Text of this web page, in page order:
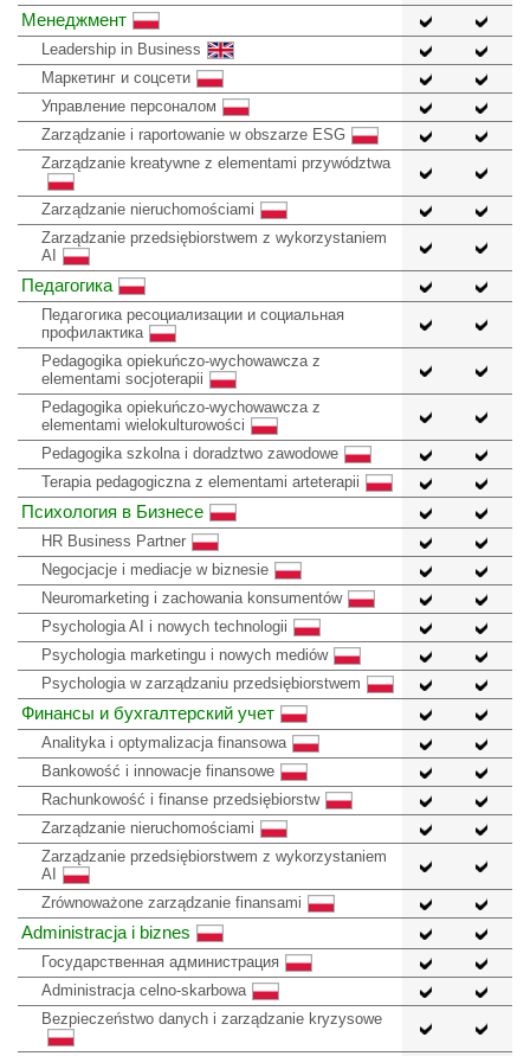
Менеджмент
Leadership in Business
Маркетинг и соцсети
Управление персоналом
Zarządzanie i raportowanie w obszarze ESG
Zarządzanie kreatywne z elementami przywództwa
Zarządzanie nieruchomościami
Zarządzanie przedsiębiorstwem z wykorzystaniem
AI
Педагогика
Педагогика ресоциализации и социальная
профилактика
Pedagogika opiekuńczo-wychowawcza z
elementami socjoterapii
Pedagogika opiekuńczo-wychowawcza z
elementami wielokulturowości
Pedagogika szkolna i doradztwo zawodowe
Terapia pedagogiczna z elementami arteterapii
Психология в Бизнесе
HR Business Partner
Negocjacje i mediacje w biznesie
Neuromarketing i zachowania konsumentów
Psychologia AI i nowych technologii
Psychologia marketingu i nowych mediów
Psychologia w zarządzaniu przedsiębiorstwem
Финансы и бухгалтерский учет
Analityka i optymalizacja finansowa
Bankowość i innowacje finansowe
Rachunkowość i finanse przedsiębiorstw
Zarządzanie nieruchomościami
Zarządzanie przedsiębiorstwem z wykorzystaniem
AI
Zrównoważone zarządzanie finansami
Administracja i biznes
Государственная администрация
Administracja celno-skarbowa
Bezpieczeństwo danych i zarządzanie kryzysowe